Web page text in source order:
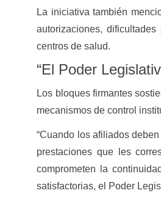
La iniciativa también
autorizaciones,
centros de salud.
“El Poder
Los bloques firmantes
mecanismos de control
“Cuando los afiliados
prestaciones que les
comprometen la
satisfactorias, el Poder